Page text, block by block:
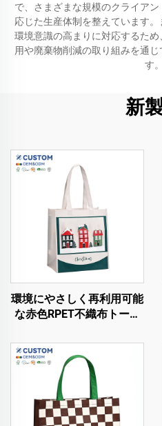
で、さまざまな規模のクライア
応じた生産体制を整えています。
環境意識の高まりに対応するた
用や廃棄物削減の取り組みを通
す。
新
環境にやさしく再利用可能
な赤色RPET不織布トート
たたみ可能で持続可能な製
品